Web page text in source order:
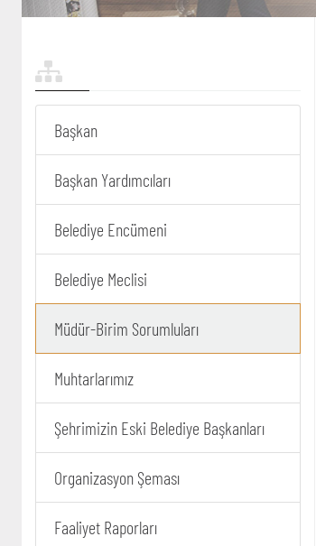
Başkan
Başkan Yardımcıları
Belediye Encümeni
Belediye Meclisi
Müdür-Birim Sorumluları
Muhtarlarımız
Şehrimizin Eski Belediye Başkanları
Organizasyon Şeması
Faaliyet Raporları